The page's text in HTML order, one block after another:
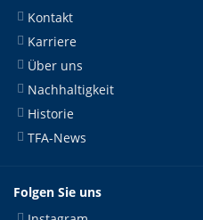
Kontakt
Karriere
Über uns
Nachhaltigkeit
Historie
TFA-News
Folgen Sie uns